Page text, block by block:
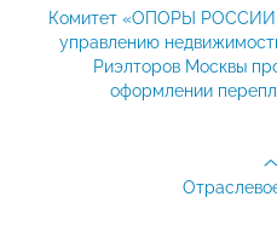
Комитет «ОПОРЫ
управлению
Риэлторов Москвы
оформлении